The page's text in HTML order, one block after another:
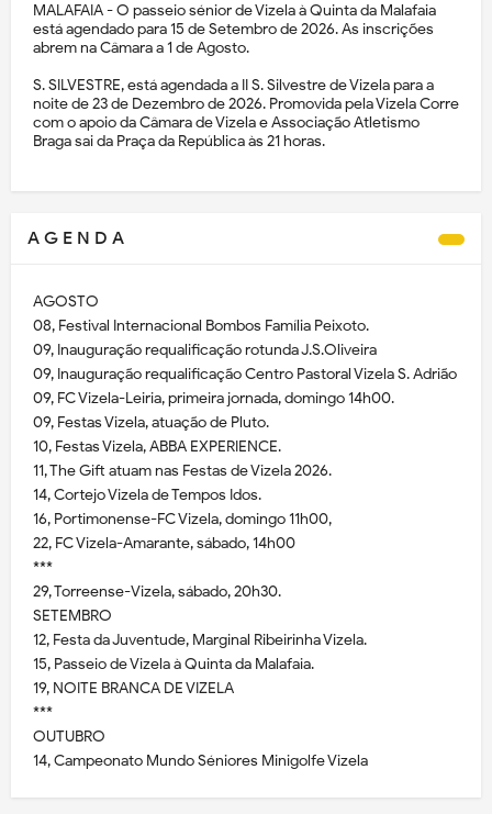
MALAFAIA - O passeio sénior de Vizela à Quinta da Malafaia
está agendado para 15 de Setembro de 2026. As inscrições
abrem na Câmara a 1 de Agosto.
S. SILVESTRE, está agendada a II S. Silvestre de Vizela para a
noite de 23 de Dezembro de 2026. Promovida pela Vizela Corre
com o apoio da Câmara de Vizela e Associação Atletismo
Braga sai da Praça da República às 21 horas.
A G E N D A
AGOSTO
08, Festival Internacional Bombos Família Peixoto.
09, Inauguração requalificação rotunda J.S.Oliveira
09, Inauguração requalificação Centro Pastoral Vizela S. Adrião
09, FC Vizela-Leiria, primeira jornada, domingo 14h00.
09, Festas Vizela, atuação de Pluto.
10, Festas Vizela, ABBA EXPERIENCE.
11, The Gift atuam nas Festas de Vizela 2026.
14, Cortejo Vizela de Tempos Idos.
16, Portimonense-FC Vizela, domingo 11h00,
22, FC Vizela-Amarante, sábado, 14h00
***
29, Torreense-Vizela, sábado, 20h30.
SETEMBRO
12, Festa da Juventude, Marginal Ribeirinha Vizela.
15, Passeio de Vizela à Quinta da Malafaia.
19, NOITE BRANCA DE VIZELA
***
OUTUBRO
14, Campeonato Mundo Séniores Minigolfe Vizela